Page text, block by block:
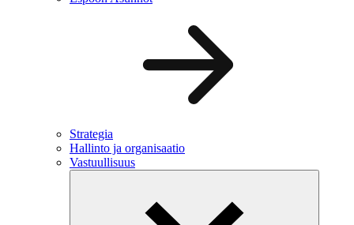
Strategia
Hallinto ja organisaatio
Vastuullisuus